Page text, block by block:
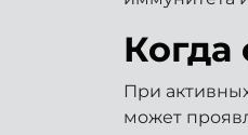
Когда
При
может